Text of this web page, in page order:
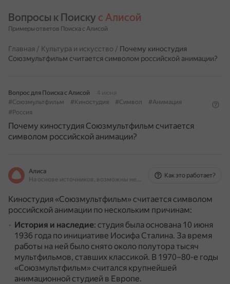
Вопросы к Поиску с Алисой
Примеры ответов Поиска с Алисой
Главная / Культура и искусство / Почему киностудия
Союзмультфильм считается символом российской анимации?
Вопрос для Поиска с Алисой
4 июня
#Союзмультфильм
#Киностудия #Символ
#Анимация
#Россия
Почему киностудия Союзмультфильм считается
символом российской анимации?
Алиса
На основе источников, возможны неточности
Как это работает?
Киностудия «Союзмультфильм» считается символом
российской анимации по нескольким причинам:
История и наследие: студия была основана 10 июня
1936 года по инициативе Иосифа Сталина. За время
работы на ней было снято около полутора тысяч
мультфильмов, ставших классикой. В 1970–80-е годы
«Союзмультфильм» считался крупнейшей
анимационной студией в Европе.